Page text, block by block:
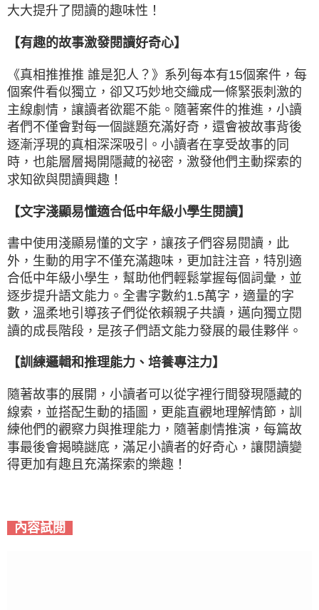
大大提升了閱讀的趣味性！
【有趣的故事激發閱讀好奇心】
《真相推推推 誰是犯人？》系列每本有15個案件，每
個案件看似獨立，卻又巧妙地交織成一條緊張刺激的
主線劇情，讓讀者欲罷不能。隨著案件的推進，小讀
者們不僅會對每一個謎題充滿好奇，還會被故事背後
逐漸浮現的真相深深吸引。小讀者在享受故事的同
時，也能層層揭開隱藏的祕密，激發他們主動探索的
求知欲與閱讀興趣！
【文字淺顯易懂適合低中年級小學生閱讀】
書中使用淺顯易懂的文字，讓孩子們容易閱讀，此
外，生動的用字不僅充滿趣味，更加註注音，特別適
合低中年級小學生，幫助他們輕鬆掌握每個詞彙，並
逐步提升語文能力。全書字數約1.5萬字，適量的字
數，溫柔地引導孩子們從依賴親子共讀，邁向獨立閱
讀的成長階段，是孩子們語文能力發展的最佳夥伴。
【訓練邏輯和推理能力、培養專注力】
隨著故事的展開，小讀者可以從字裡行間發現隱藏的
線索，並搭配生動的插圖，更能直觀地理解情節，訓
練他們的觀察力與推理能力，隨著劇情推演，每篇故
事最後會揭曉謎底，滿足小讀者的好奇心，讓閱讀變
得更加有趣且充滿探索的樂趣！
內容試閱